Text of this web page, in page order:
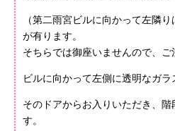
（第二雨宮ビルに向かって左隣
が有ります。
そちらでは御座いませんので、ご
ビルに向かって左側に透明なガラ
そのドアからお入りいただき、
す。